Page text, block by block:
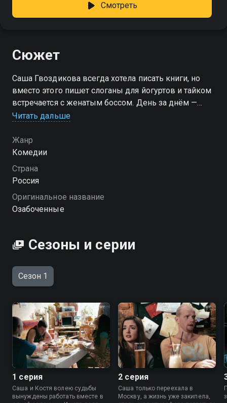
Смотреть
Сюжет
Саша Гвоздикова всегда хотела писать книги, но
вместо этого пишет слоганы для йогуртов и тайком
встречается с женатым боссом. День за днём —
одно и то же: скучно, предсказуемо, без шансов на
сталкивается с Катей — подругой из прошлого. Та
зовёт Сашу в Москву, и вдруг в её жизни
появляется шанс всё переиграть. «Озабоченные» —
смотрите онлайн в хорошем качестве.
Читать дальше
Жанр
Комедии
Страна
Россия
Оригинальное название
Озабоченные
Сезоны и серии
Сезон 1
1 серия
Саша и Костя волею судьбы
вынуждены работать вместе в
2 серия
Саша только переехала в
Москву, а жизнь уже закипела,